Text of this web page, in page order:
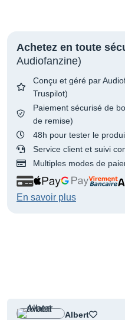
Achetez en toute
Audiofanzine)
Conçu et géré par
Truspilot)
Paiement sécurisé de
de remise)
48h pour tester le
Service client et suivi
Multiples modes de
En savoir plus
Albert